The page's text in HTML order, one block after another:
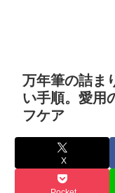
万年筆の詰ま
い手順。愛用
フケア
X